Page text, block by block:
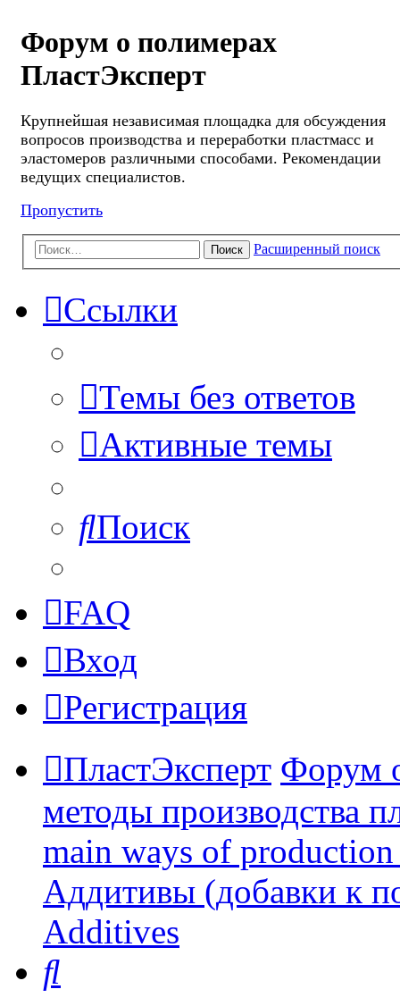
Форум о полимерах
ПластЭксперт
Крупнейшая независимая площадка для обсуждения
вопросов производства и переработки пластмасс и
эластомеров различными способами. Рекомендации
ведущих специалистов.
Пропустить
Поиск Расширенный поиск
Ссылки
Темы без ответов
Активные темы
Поиск
FAQ
Вход
Регистрация
ПластЭксперт Форум
методы производства
main ways of
Аддитивы (добавки к
Additives